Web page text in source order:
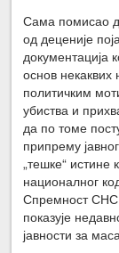
Сама помисао
од деценије
документација
основ некаквих
политичким
убиства и
да по томе
припрему
„тешке“ истине
националног
Спремност СНС
показује
јавности за